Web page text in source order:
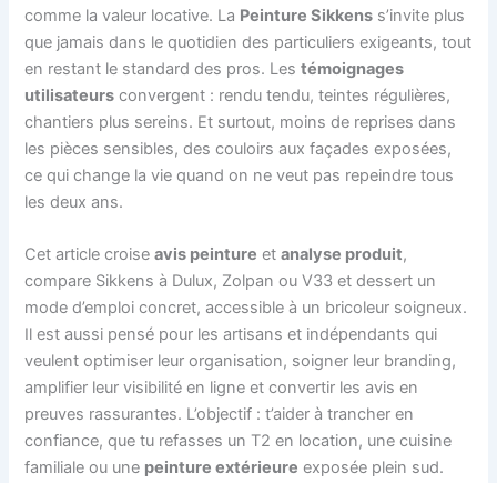
comme la valeur locative. La Peinture Sikkens s’invite plus
que jamais dans le quotidien des particuliers exigeants, tout
en restant le standard des pros. Lestémoignages
utilisateurs convergent : rendu tendu, teintes régulières,
chantiers plus sereins. Et surtout, moins de reprises dans
les pièces sensibles, des couloirs aux façades exposées,
ce qui change la vie quand on ne veut pas repeindre tous
les deux ans.
Cet article croiseavis peinture etanalyse produit,
compare Sikkens à Dulux, Zolpan ou V33 et dessert un
mode d’emploi concret, accessible à un bricoleur soigneux.
Il est aussi pensé pour les artisans et indépendants qui
veulent optimiser leur organisation, soigner leur branding,
amplifier leur visibilité en ligne et convertir les avis en
preuves rassurantes. L’objectif : t’aider à trancher en
confiance, que tu refasses un T2 en location, une cuisine
familiale ou une peinture extérieure exposée plein sud.